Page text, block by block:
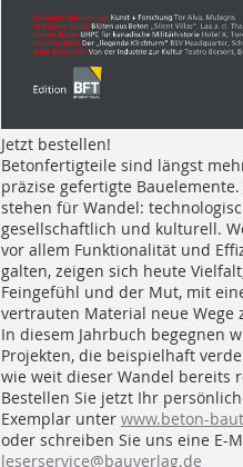
Jetzt bestellen!
Betonfertigteile sind längst
präzise gefertigte Bauelemente.
stehen für Wandel:
gesellschaftlich und kulturell.
vor allem Funktionalität und
galten, zeigen sich heute
Feingefühl und der Mut, mit
vertrauten Material neue Wege
In diesem Jahrbuch begegnen
Projekten, die beispielhaft
wie weit dieser Wandel bereits
Bestellen Sie jetzt Ihr
Exemplar unter www.beton-
oder schreiben Sie uns eine E-
leserservice@bauverlag.de